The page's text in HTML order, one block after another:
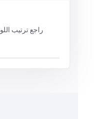
راجع ترتيب